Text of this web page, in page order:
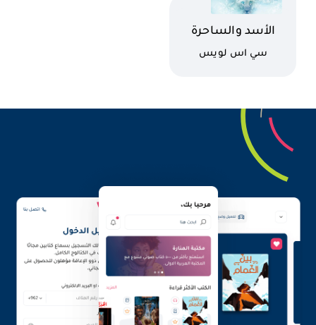
اسم الكتاب
الأسد والساحرة
وخزانة الملابس
كاتب
سي اس لويس